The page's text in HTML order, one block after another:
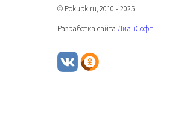
© Pokupkiru, 2010 - 2025
Разработка сайта ЛианСофт